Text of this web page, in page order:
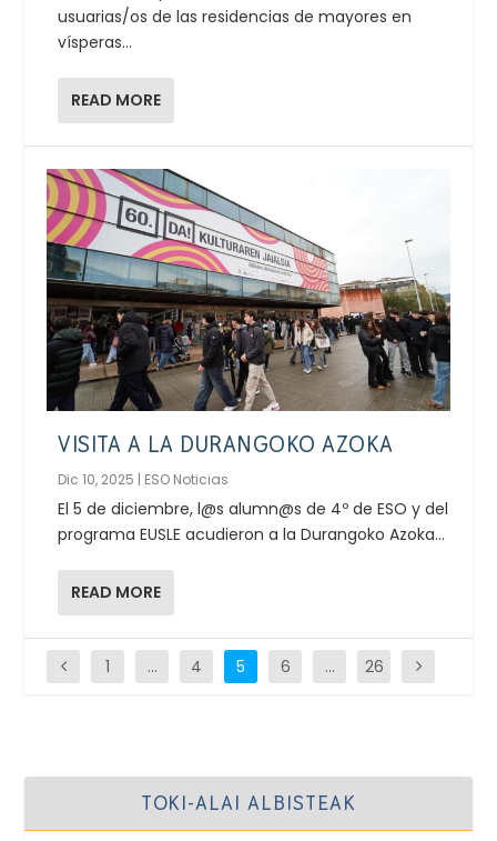
usuarias/os de las residencias de mayores en
vísperas...
READ MORE
VISITA A LA DURANGOKO AZOKA
Dic 10, 2025 | ESO Noticias
El 5 de diciembre, l@s alumn@s de 4º de ESO y del
programa EUSLE acudieron a la Durangoko Azoka...
READ MORE
1 … 4 5 6 … 26
TOKI-ALAI ALBISTEAK